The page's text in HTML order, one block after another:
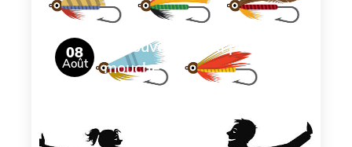
08
Août
Découverte de la pêche à la
mouche